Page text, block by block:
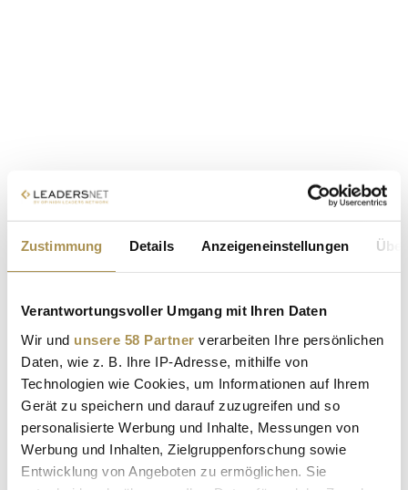
Zustimmung Details Anzeigeneinstellungen
Verantwortungsvoller Umgang mit Ihren Daten
Wir und unsere 58 Partner verarbeiten Ihre persönlichen
Daten, wie z. B. Ihre IP-Adresse, mithilfe von
Technologien wie Cookies, um Informationen auf Ihrem
Gerät zu speichern und darauf zuzugreifen und so
personalisierte Werbung und Inhalte, Messungen von
Werbung und Inhalten, Zielgruppenforschung sowie
Entwicklung von Angeboten zu ermöglichen. Sie